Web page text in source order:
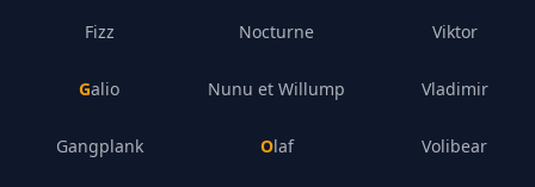
Fizz
Galio
Gangplank
Nocturne
Nunu et Willump
Olaf
Viktor
Vladimir
Volibear